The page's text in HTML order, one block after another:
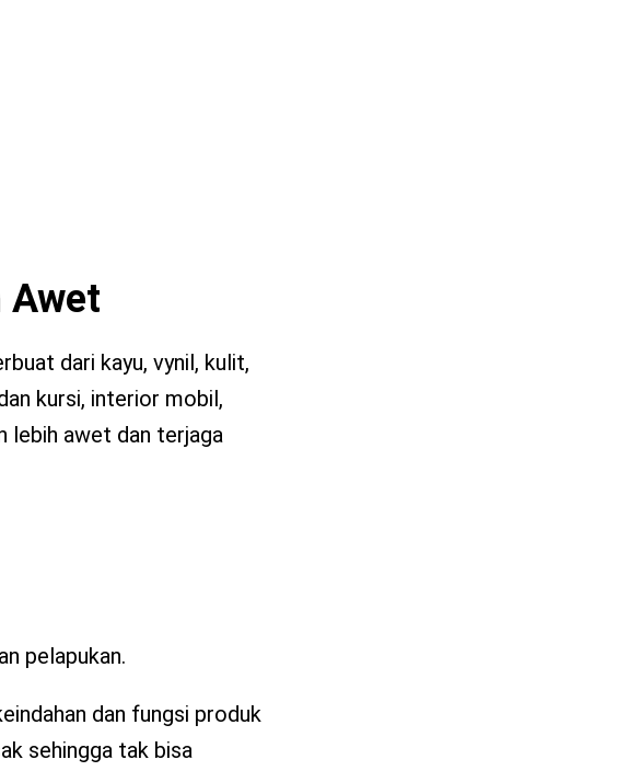
Awet
dari kayu, vynil, kulit,
kursi, interior mobil,
lebih awet dan terjaga
pelapukan.
dan fungsi produk
sehingga tak bisa